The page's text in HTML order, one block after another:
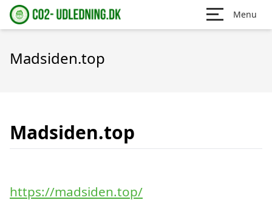
Menu
Madsiden.top
Madsiden.top
https://madsiden.top/